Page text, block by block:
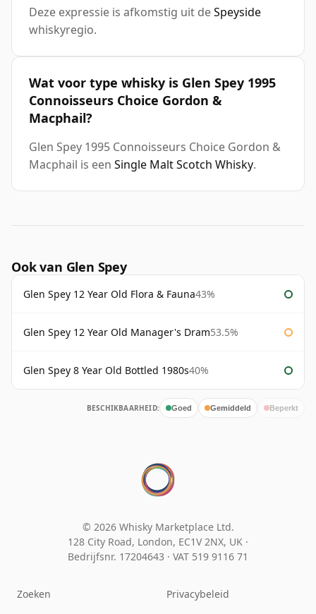
Deze expressie is afkomstig uit deSpeyside
whiskyregio.
Wat voor type whisky is Glen Spey 1995
Connoisseurs Choice Gordon &
Macphail?
Glen Spey 1995 Connoisseurs Choice Gordon &
Macphail is een Single Malt Scotch Whisky.
Ook van Glen Spey
Glen Spey 12 Year Old Flora & Fauna43%
Glen Spey 12 Year Old Manager's Dram53.5%
Glen Spey 8 Year Old Bottled 1980s40%
BESCHIKBAARHEID: Goed Gemiddeld Beperkt
© 2026 Whisky Marketplace Ltd.
128 City Road, London, EC1V 2NX, UK ·
Bedrijfsnr. 17204643 · VAT 519 9116 71
Zoeken
Privacybeleid